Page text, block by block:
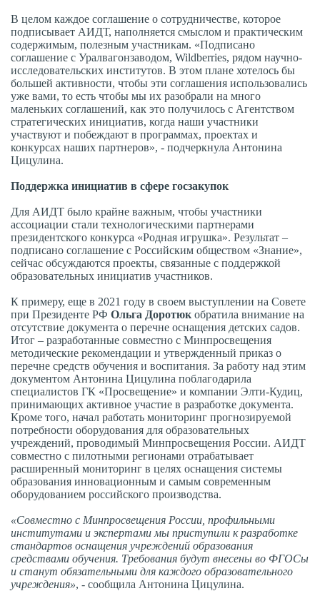
В целом каждое соглашение о сотрудничестве, которое
подписывает АИДТ, наполняется смыслом и практическим
содержимым, полезным участникам. «Подписано
соглашение с Уралвагонзаводом, Wildberries, рядом научно-
исследовательских институтов. В этом плане хотелось бы
большей активности, чтобы эти соглашения использовались
уже вами, то есть чтобы мы их разобрали на много
маленьких соглашений, как это получилось с Агентством
стратегических инициатив, когда наши участники
участвуют и побеждают в программах, проектах и
конкурсах наших партнеров», - подчеркнула Антонина
Цицулина.
Поддержка инициатив в сфере госзакупок
Для АИДТ было крайне важным, чтобы участники
ассоциации стали технологическими партнерами
президентского конкурса «Родная игрушка». Результат –
подписано соглашение с Российским обществом «Знание»,
сейчас обсуждаются проекты, связанные с поддержкой
образовательных инициатив участников.
К примеру, еще в 2021 году в своем выступлении на Совете
при Президенте РФ Ольга Доротюк обратила внимание на
отсутствие документа о перечне оснащения детских садов.
Итог – разработанные совместно с Минпросвещения
методические рекомендации и утвержденный приказ о
перечне средств обучения и воспитания. За работу над этим
документом Антонина Цицулина поблагодарила
специалистов ГК «Просвещение» и компании Элти-Кудиц,
принимающих активное участие в разработке документа.
Кроме того, начал работать мониторинг прогнозируемой
потребности оборудования для образовательных
учреждений, проводимый Минпросвещения России. АИДТ
совместно с пилотными регионами отрабатывает
расширенный мониторинг в целях оснащения системы
образования инновационным и самым современным
оборудованием российского производства.
«Совместно с Минпросвещения России, профильными
институтами и экспертами мы приступили к разработке
стандартов оснащения учреждений образования
средствами обучения. Требования будут внесены во ФГОСы
и станут обязательными для каждого образовательного
учреждения», - сообщила Антонина Цицулина.